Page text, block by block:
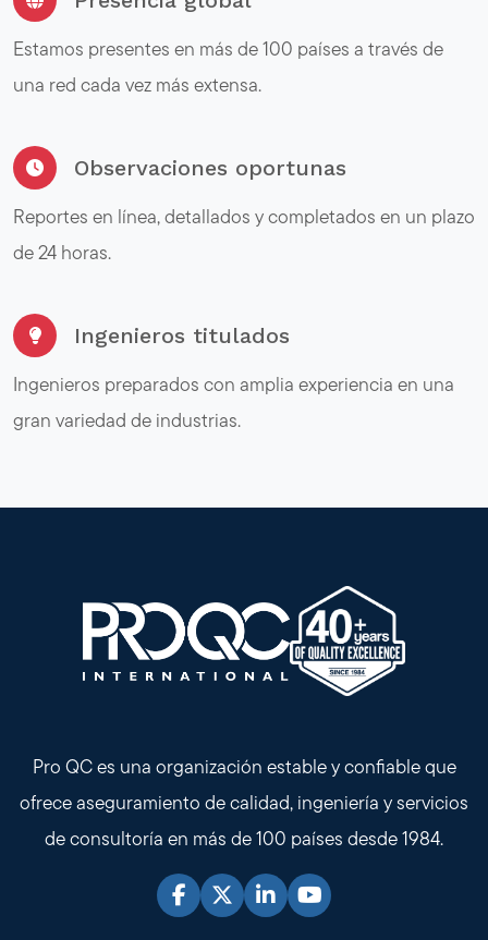
Estamos presentes en más de 100 países a través de
una red cada vez más extensa.
Observaciones oportunas
Reportes en línea, detallados y completados en un plazo
de 24 horas.
Ingenieros titulados
Ingenieros preparados con amplia experiencia en una
gran variedad de industrias.
Pro QC es una organización estable y confiable que
ofrece aseguramiento de calidad, ingeniería y servicios
de consultoría en más de 100 países desde 1984.